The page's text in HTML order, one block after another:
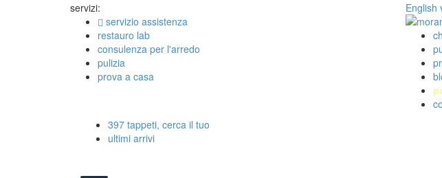
servizi:
servizio assistenza
restauro lab
consulenza per l'arredo
pulizia
prova a casa
English
397 tappeti, cerca il tuo
ultimi arrivi